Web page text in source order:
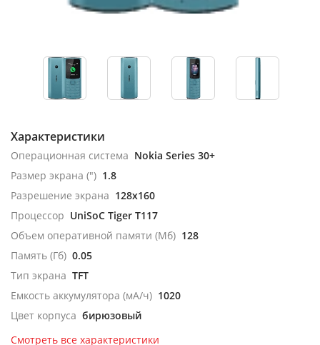
Характеристики
Операционная система Nokia Series 30+
Размер экрана (") 1.8
Разрешение экрана 128x160
Процессор UniSoC Tiger T117
Объем оперативной памяти (Мб) 128
Память (Гб) 0.05
Тип экрана TFT
Емкость аккумулятора (мА/ч) 1020
Цвет корпуса бирюзовый
Смотреть все характеристики